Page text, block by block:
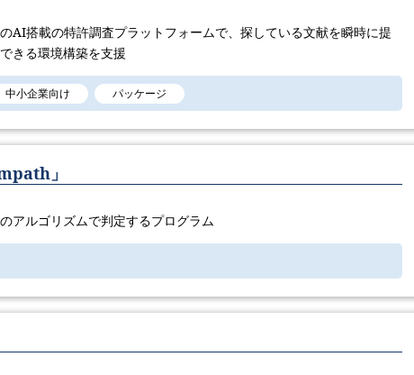
AI搭載の特許調査プラットフォームで、探している文献を瞬時に提
きる環境構築を支援
中小企業向け パッケージ
」
アルゴリズムで判定するプログラム